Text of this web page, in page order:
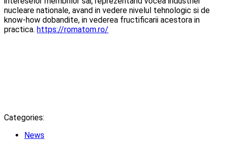
nucleare nationale, avand in vedere nivelul tehnologic si de
know-how dobandite, in vederea fructificarii acestora in
practica. https://romatom.ro/
Categories:
News